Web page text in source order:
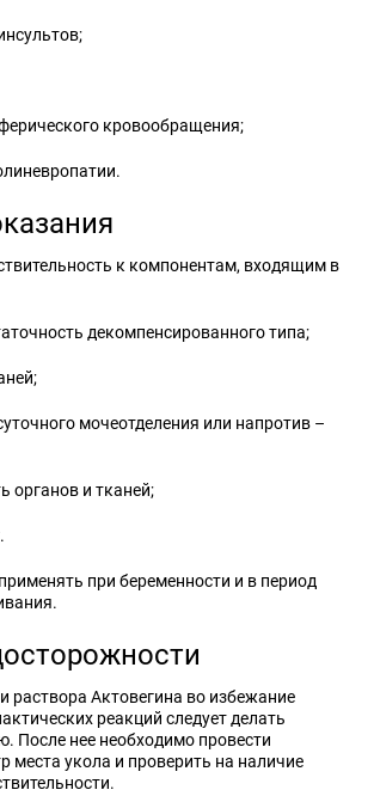
кровообращения;
к компонентам, входящим в
декомпенсированного типа;
мочеотделения или напротив –
органов и тканей;
при беременности и в период
раствора Актовегина во избежание
реакций следует делать
После нее необходимо провести
места укола и проверить на наличие